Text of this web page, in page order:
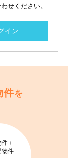
せください。
イン
件を
件＋
物件